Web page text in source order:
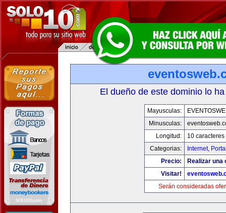
El dueño de este dominio lo
Mayusculas:
Minusculas:
Longitud:
10 caracteres
Categorias:
Internet,
Precio:
Realizar una
Visitar!
Serán consideradas